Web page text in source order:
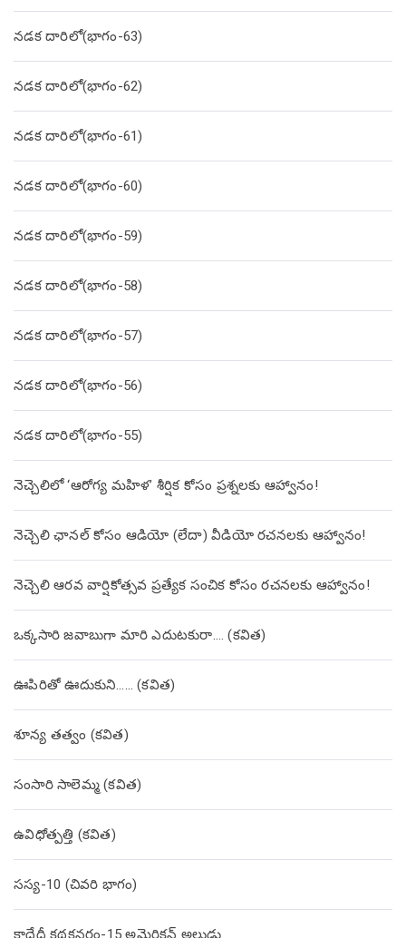
నడక దారిలో(భాగం-63)
నడక దారిలో(భాగం-62)
నడక దారిలో(భాగం-61)
నడక దారిలో(భాగం-60)
నడక దారిలో(భాగం-59)
నడక దారిలో(భాగం-58)
నడక దారిలో(భాగం-57)
నడక దారిలో(భాగం-56)
నడక దారిలో(భాగం-55)
నెచ్చెలిలో ‘ఆరోగ్య మహిళ’ శీర్షిక కోసం ప్రశ్నలకు ఆహ్వానం!
నెచ్చెలి ఛానల్ కోసం ఆడియో (లేదా) వీడియో రచనలకు ఆహ్వానం!
నెచ్చెలి ఆరవ వార్షికోత్సవ ప్రత్యేక సంచిక కోసం రచనలకు ఆహ్వానం!
ఒక్కసారి జవాబుగా మారి ఎదుటకురా…. (కవిత)
ఊపిరితో ఊదుకుని…… (కవిత)
శూన్య తత్వం (కవిత)
సంసారి సాలెమ్మ (కవిత)
ఉవిధోత్పత్తి (కవిత)
సస్య-10 (చివరి భాగం)
కాదేదీ కథకనర్హం-15 అమెరికన్ అల్లుడు